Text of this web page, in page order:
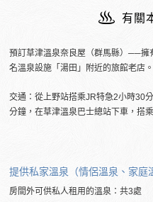
有關
預訂草津溫泉奈良屋（群馬縣）──擁
名溫泉設施「湯田」附近的旅館老店。
交通：從上野站搭乘JR特急2小時30
分鐘，在草津溫泉巴士總站下車，搭
提供私家溫泉（情侶溫泉、家庭
房間外可供私人租用的溫泉：共3處